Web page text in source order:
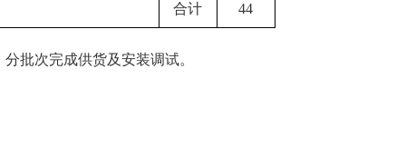
合计 44
批次完成供货及安装调试。